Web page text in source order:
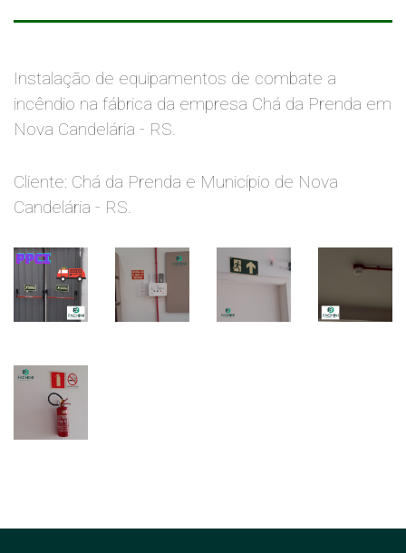
Instalação de equipamentos de combate a
incêndio na fábrica da empresa Chá da Prenda em
Nova Candelária - RS.
Cliente: Chá da Prenda e Município de Nova
Candelária - RS.